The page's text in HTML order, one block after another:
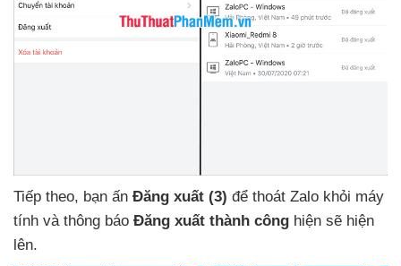
Tiếp theo, bạn ấn Đăng xuất (3) để thoát Zalo khỏi máy
tính và thông báo Đăng xuất thành công hiện sẽ hiện
lên.